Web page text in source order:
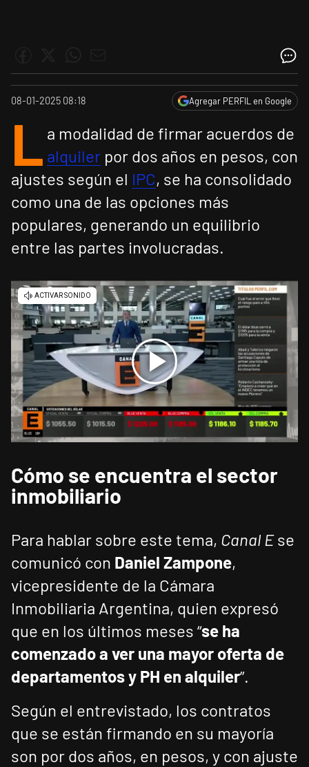
08-01-2025 08:18 Agregar PERFIL en Google
L a modalidad de firmar acuerdos de
alquiler por dos años en pesos, con
ajustes según el IPC, se ha consolidado
como una de las opciones más
populares, generando un equilibrio
entre las partes involucradas.
Cómo se encuentra el sector
inmobiliario
Para hablar sobre este tema, Canal Ese
comunicó con Daniel Zampone,
vicepresidente de la Cámara
Inmobiliaria Argentina, quien expresó
que en los últimos meses “se ha
comenzado a ver una mayor oferta de
departamentos y PH en alquiler”.
Según el entrevistado, los contratos
que se están firmando en su mayoría
son por dos años, en pesos, y con ajuste